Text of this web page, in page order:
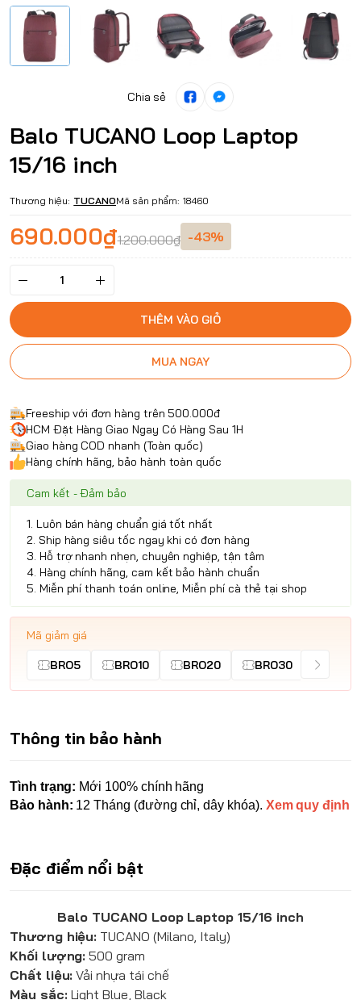
Chia sẻ
Balo TUCANO Loop Laptop
15/16 inch
Thương hiệu: TUCANOMã sản phẩm: 18460
690.000₫1.200.000₫ -43%
THÊM VÀO GIỎ
MUA NGAY
Freeship với đơn hàng trên 500.000đ
HCM Đặt Hàng Giao Ngay Có Hàng Sau 1H
Giao hàng COD nhanh (Toàn quốc)
Hàng chính hãng, bảo hành toàn quốc
Cam kết - Đảm bảo
1. Luôn bán hàng chuẩn giá tốt nhất
2. Ship hàng siêu tốc ngay khi có đơn hàng
3. Hỗ trợ nhanh nhẹn, chuyên nghiệp, tận tâm
4. Hàng chính hãng, cam kết bảo hành chuẩn
5. Miễn phí thanh toán online, Miễn phí cà thẻ tại shop
Mã giảm giá
BRO5 BRO10 BRO20 BRO30
Thông tin bảo hành
Tình trạng: Mới 100% chính hãng
Bảo hành: 12 Tháng (đường chỉ, dây khóa). Xem quy định
Đặc điểm nổi bật
Balo TUCANO Loop Laptop 15/16 inch
Thương hiệu: TUCANO (Milano, Italy)
Khối lượng: 500 gram
Chất liệu: Vải nhựa tái chế
Màu sắc:Light Blue, Black